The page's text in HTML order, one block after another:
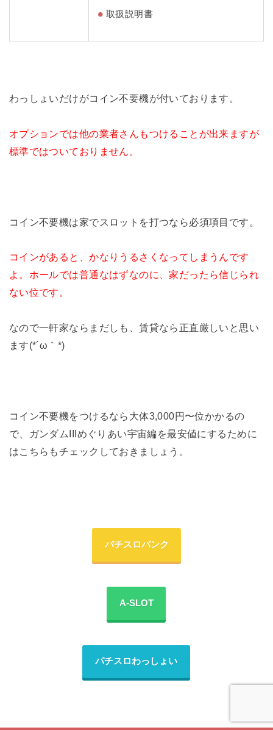
取扱説明書
わっしょいだけがコイン不要機が付いております。
オプションでは他の業者さんもつけることが出来ますが
標準ではついておりません。
コイン不要機は家でスロットを打つなら必須項目です。
コインがあると、かなりうるさくなってしまうんです
よ。ホールでは普通なはずなのに、家だったら信じられ
ない位です。
なので一軒家ならまだしも、賃貸なら正直厳しいと思い
ます(*´ω｀*)
コイン不要機をつけるなら大体3,000円〜位かかるの
で、ガンダムIIIめぐりあい宇宙編を最安値にするために
はこちらもチェックしておきましょう。
パチスロバンク
A-SLOT
パチスロわっしょい